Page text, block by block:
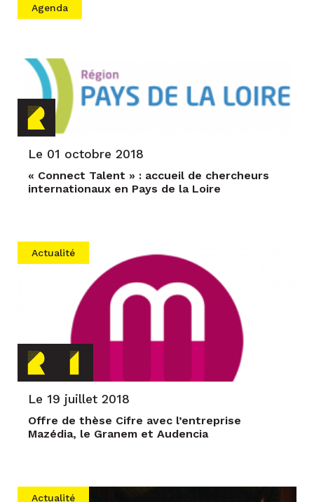
Agenda
Le 01 octobre 2018
« Connect Talent » : accueil de chercheurs
internationaux en Pays de la Loire
Actualité
Le 19 juillet 2018
Offre de thèse Cifre avec l’entreprise
Mazédia, le Granem et Audencia
Actualité